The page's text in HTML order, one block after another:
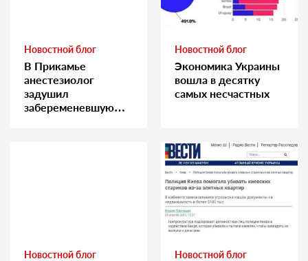
Новостной блог
В Прикамье
анестезиолог
задушил
забеременевшую
Новостной блог
Экономика Украины
вошла в десятку
самых несчастных
Новостной блог Новостной блог